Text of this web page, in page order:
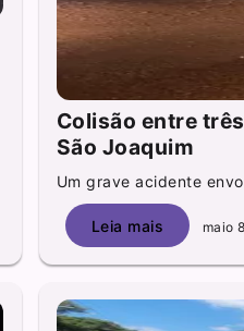
Colisão entre
São Joaquim
Um grave acidente
Leia mais maio